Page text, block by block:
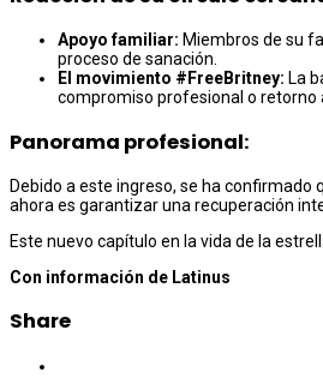
Apoyo familiar: Miembros de su
proceso de sanación.
El movimiento #FreeBritney: La
compromiso profesional o retorno
Panorama profesional:
Debido a este ingreso, se ha
ahora es garantizar una recuperación
Este nuevo capítulo en la vida de la
Con información de Latinus
Share